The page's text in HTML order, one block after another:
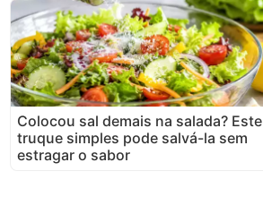
Colocou sal demais na salada? Este
truque simples pode salvá-la sem
estragar o sabor